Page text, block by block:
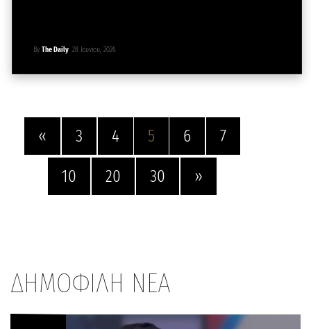
By The Daily 28 Ιουνίου, 2026
« 3 4 5 6
7
10
20 30 »
ΔΗΜΟΦΙΛΗ ΝΕΑ